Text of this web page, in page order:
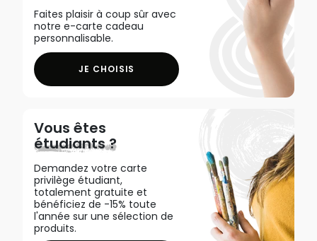
Faites plaisir à coup sûr avec
notre e-carte cadeau
personnalisable.
JE CHOISIS
Vous êtes
étudiants ?
Demandez votre carte
privilège étudiant,
totalement gratuite et
bénéficiez de -15% toute
l'année sur une sélection de
produits.